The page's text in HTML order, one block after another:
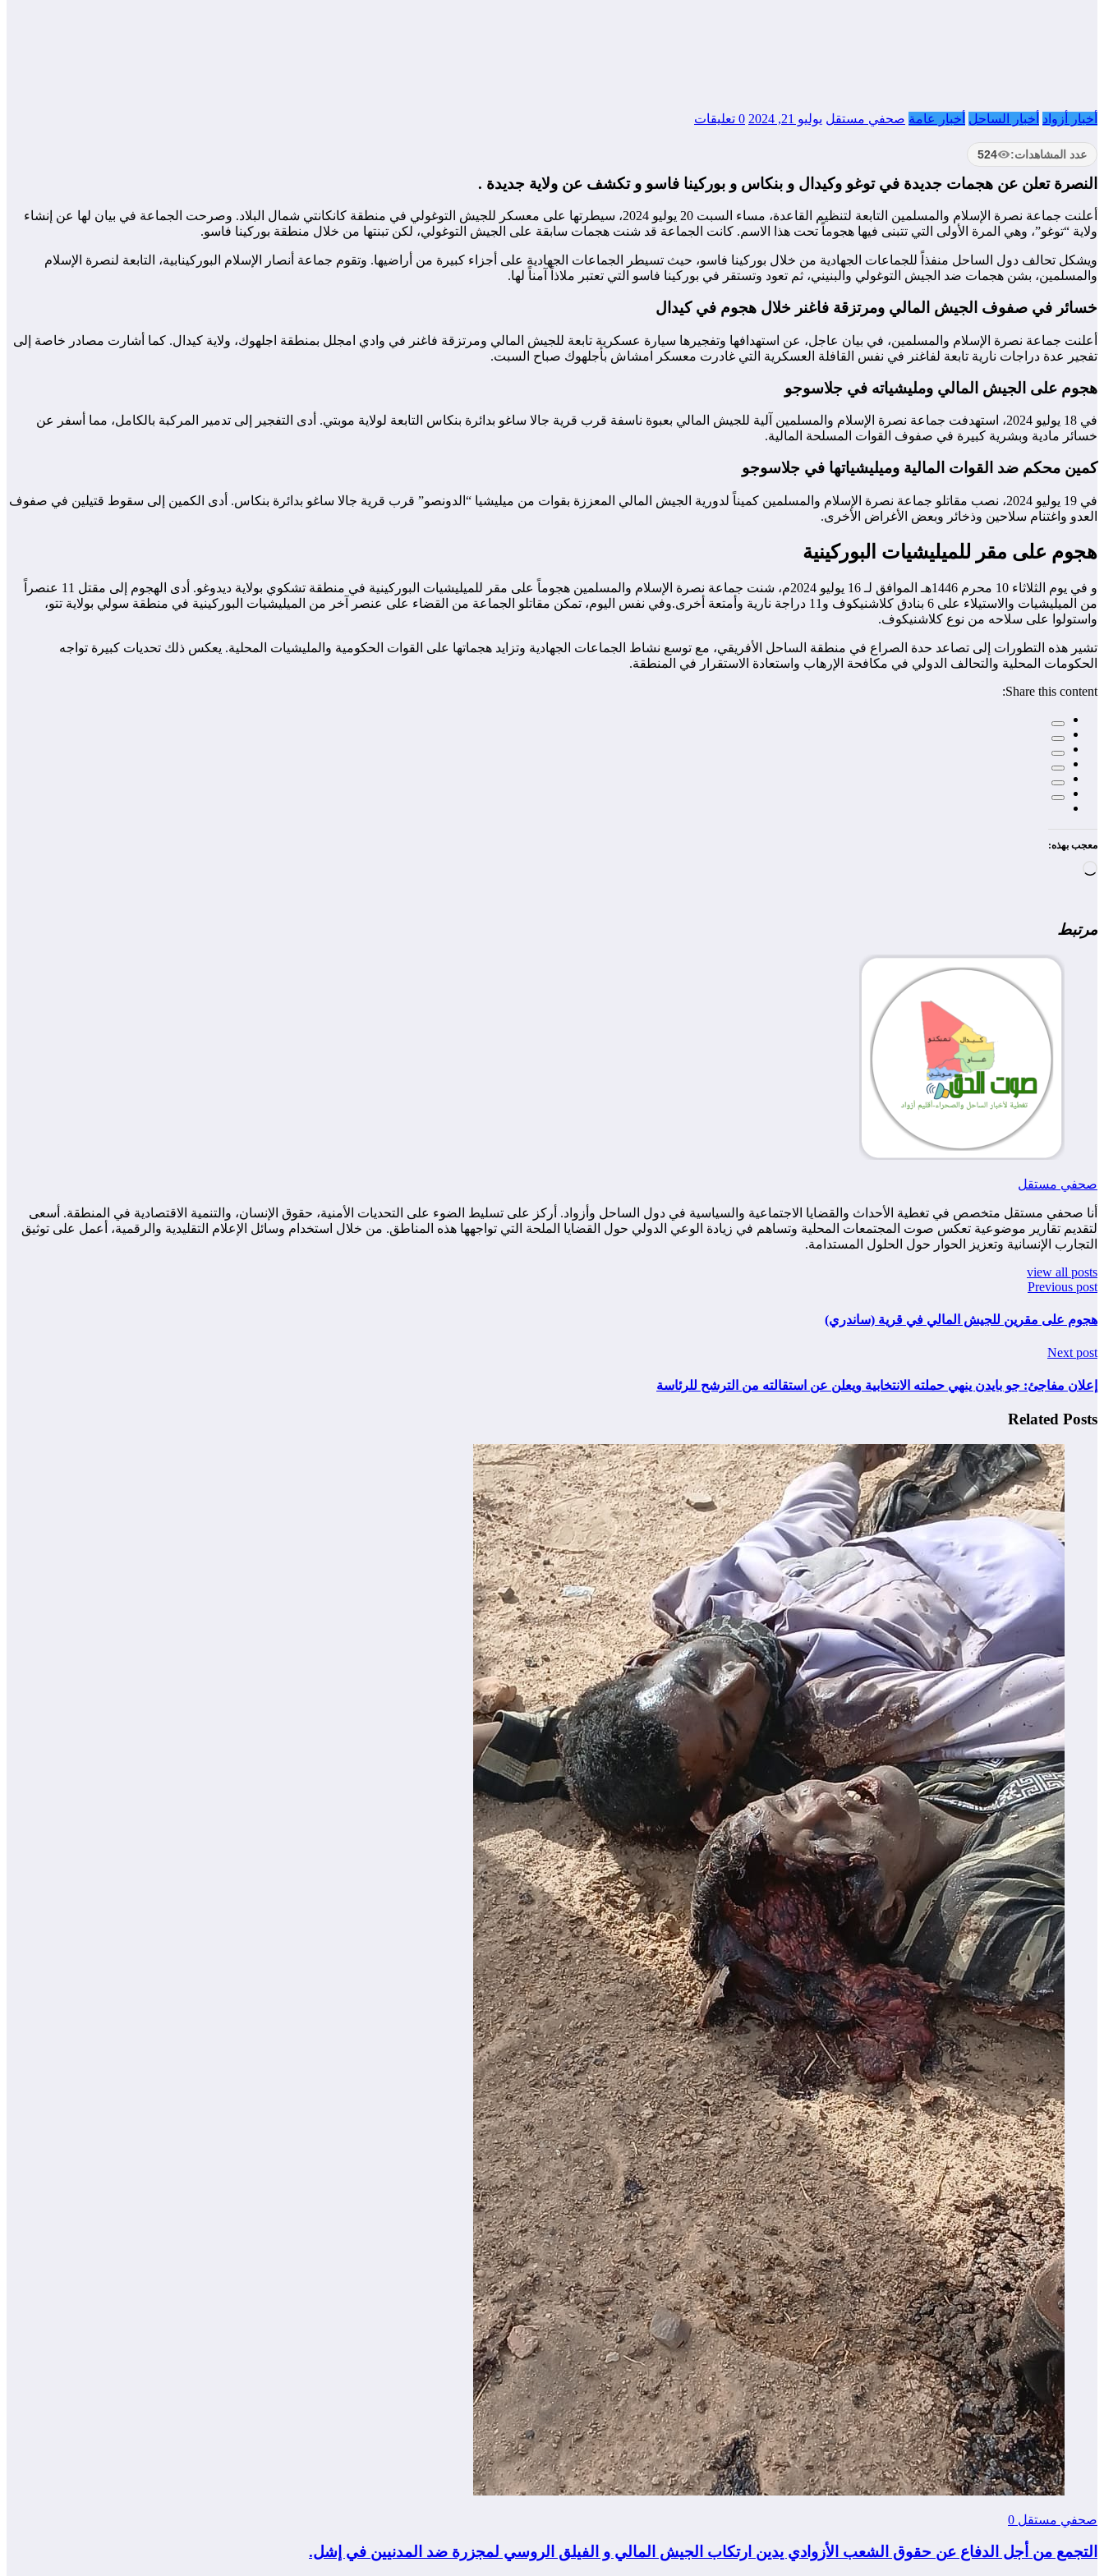
أخبار أزواد أخبار الساحل أخبار عامة صحفي مستقل يوليو 21, 2024 0 تعليقات
عدد المشاهدات: 524
النصرة تعلن عن هجمات جديدة في توغو وكيدال و بنكاس و بوركينا فاسو و تكشف عن ولاية جديدة .
أعلنت جماعة نصرة الإسلام والمسلمين التابعة لتنظيم القاعدة، مساء السبت 20 يوليو 2024، سيطرتها على معسكر للجيش التوغولي في منطقة كانكانتي شمال البلاد. وصرحت الجماعة في بيان لها عن إنشاء
ولاية “توغو”، وهي المرة الأولى التي تتبنى فيها هجوماً تحت هذا الاسم. كانت الجماعة قد شنت هجمات سابقة على الجيش التوغولي، لكن تبنتها من خلال منطقة بوركينا فاسو.
ويشكل تحالف دول الساحل منفذاً للجماعات الجهادية من خلال بوركينا فاسو، حيث تسيطر الجماعات الجهادية على أجزاء كبيرة من أراضيها. وتقوم جماعة أنصار الإسلام البوركينابية، التابعة لنصرة الإسلام
والمسلمين، بشن هجمات ضد الجيش التوغولي والبنيني، ثم تعود وتستقر في بوركينا فاسو التي تعتبر ملاذاً آمناً لها.
خسائر في صفوف الجيش المالي ومرتزقة فاغنر خلال هجوم في كيدال
أعلنت جماعة نصرة الإسلام والمسلمين، في بيان عاجل، عن استهدافها وتفجيرها سيارة عسكرية تابعة للجيش المالي ومرتزقة فاغنر في وادي امجلل بمنطقة اجلهوك، ولاية كيدال. كما أشارت مصادر خاصة إلى
تفجير عدة دراجات نارية تابعة لفاغنر في نفس القافلة العسكرية التي غادرت معسكر امشاش بأجلهوك صباح السبت.
هجوم على الجيش المالي ومليشياته في جلاسوجو
في 18 يوليو 2024، استهدفت جماعة نصرة الإسلام والمسلمين آلية للجيش المالي بعبوة ناسفة قرب قرية جالا ساغو بدائرة بنكاس التابعة لولاية موبتي. أدى التفجير إلى تدمير المركبة بالكامل، مما أسفر عن
خسائر مادية وبشرية كبيرة في صفوف القوات المسلحة المالية.
كمين محكم ضد القوات المالية وميليشياتها في جلاسوجو
في 19 يوليو 2024، نصب مقاتلو جماعة نصرة الإسلام والمسلمين كميناً لدورية الجيش المالي المعززة بقوات من ميليشيا “الدونصو” قرب قرية جالا ساغو بدائرة بنكاس. أدى الكمين إلى سقوط قتيلين في صفوف
العدو واغتنام سلاحين وذخائر وبعض الأغراض الأخرى.
هجوم على مقر للميليشيات البوركينية
و في يوم الثلاثاء 10 محرم 1446هـ الموافق لـ 16 يوليو 2024م، شنت جماعة نصرة الإسلام والمسلمين هجوماً على مقر للميليشيات البوركينية في منطقة تشكوي بولاية ديدوغو. أدى الهجوم إلى مقتل 11 عنصراً
من الميليشيات والاستيلاء على 6 بنادق كلاشنيكوف و11 دراجة نارية وأمتعة أخرى.وفي نفس اليوم، تمكن مقاتلو الجماعة من القضاء على عنصر آخر من الميليشيات البوركينية في منطقة سولي بولاية تتو،
واستولوا على سلاحه من نوع كلاشنيكوف.
تشير هذه التطورات إلى تصاعد حدة الصراع في منطقة الساحل الأفريقي، مع توسع نشاط الجماعات الجهادية وتزايد هجماتها على القوات الحكومية والمليشيات المحلية. يعكس ذلك تحديات كبيرة تواجه
الحكومات المحلية والتحالف الدولي في مكافحة الإرهاب واستعادة الاستقرار في المنطقة.
Share this content:
معجب بهذه:
مرتبط
صحفي مستقل
أنا صحفي مستقل متخصص في تغطية الأحداث والقضايا الاجتماعية والسياسية في دول الساحل وأزواد. أركز على تسليط الضوء على التحديات الأمنية، حقوق الإنسان، والتنمية الاقتصادية في المنطقة. أسعى
لتقديم تقارير موضوعية تعكس صوت المجتمعات المحلية وتساهم في زيادة الوعي الدولي حول القضايا الملحة التي تواجهها هذه المناطق. من خلال استخدام وسائل الإعلام التقليدية والرقمية، أعمل على توثيق
التجارب الإنسانية وتعزيز الحوار حول الحلول المستدامة.
view all posts
Previous post
هجوم على مقرين للجيش المالي في قرية (ساندري)
Next post
إعلان مفاجئ: جو بايدن ينهي حملته الانتخابية ويعلن عن استقالته من الترشح للرئاسة
Related Posts
صحفي مستقل 0
التجمع من أجل الدفاع عن حقوق الشعب الأزوادي يدين ارتكاب الجيش المالي و الفيلق الروسي لمجزرة ضد المدنيين في إشل.